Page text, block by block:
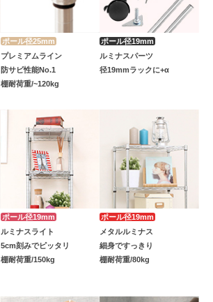
プレミアムライン
防サビ性能No.1
棚耐荷重/~120kg
ルミナスパーツ
径19mmラックに+α
ルミナスライト
5cm刻みでピッタリ
棚耐荷重/150kg
メタルルミナス
細身ですっきり
棚耐荷重/80kg